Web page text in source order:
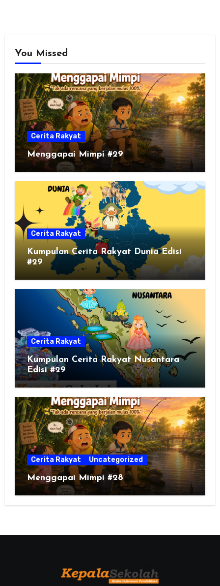
You Missed
Cerita Rakyat
Menggapai Mimpi #29
Cerita Rakyat
Kumpulan Cerita Rakyat Dunia Edisi
#29
Cerita Rakyat
Kumpulan Cerita Rakyat Nusantara
Edisi #29
Cerita Rakyat Uncategorized
Menggapai Mimpi #28